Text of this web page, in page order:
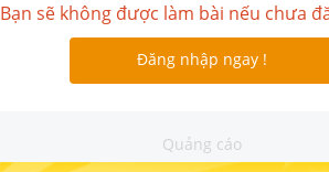
Bạn sẽ không được làm bài nếu chưa
Đăng nhập ngay !
Quảng cáo